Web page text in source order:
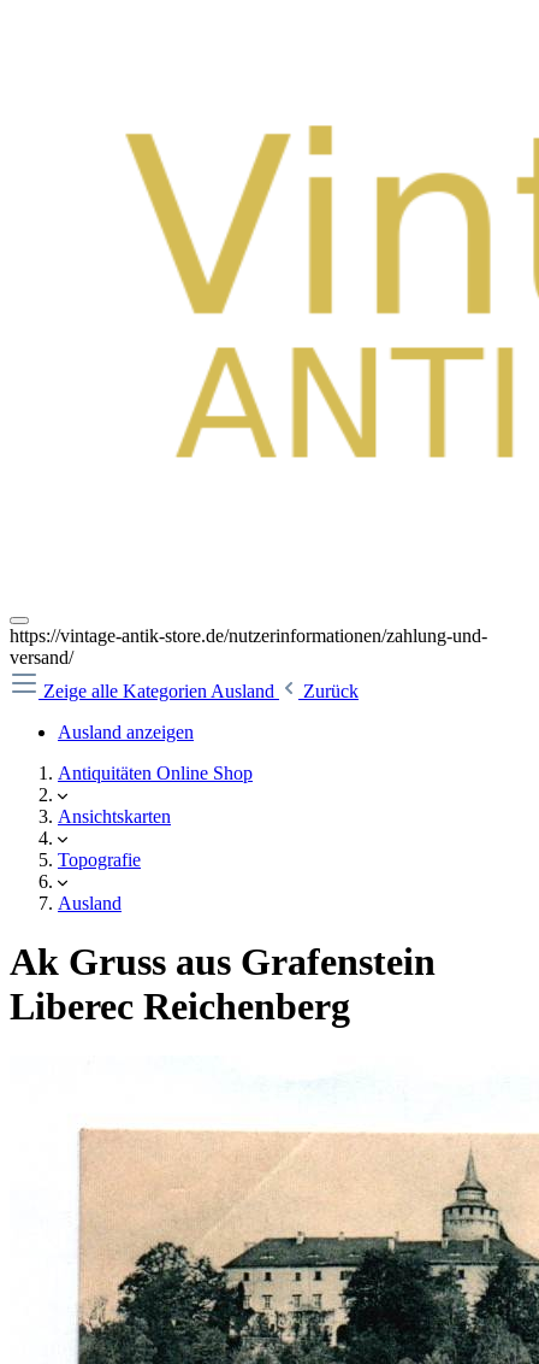
https://vintage-antik-store.de/nutzerinformationen/zahlung-und-
versand/
Zeige alle Kategorien Ausland
Zurück
Ausland anzeigen
Antiquitäten Online Shop
Ansichtskarten
Topografie
Ausland
Ak Gruss aus Grafenstein
Liberec Reichenberg